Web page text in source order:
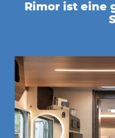
Rimor ist eine